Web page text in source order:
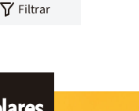
Filtrar